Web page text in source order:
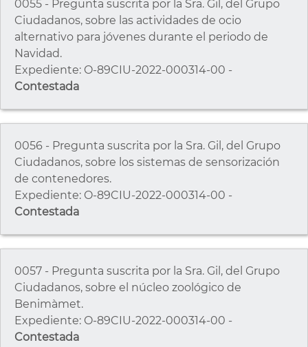
0055 - Pregunta suscrita por la Sra. Gil, del Grupo
Ciudadanos, sobre las actividades de ocio
alternativo para jóvenes durante el periodo de
Navidad.
Expediente: O-89CIU-2022-000314-00 -
Contestada
0056 - Pregunta suscrita por la Sra. Gil, del Grupo
Ciudadanos, sobre los sistemas de sensorización
de contenedores.
Expediente: O-89CIU-2022-000314-00 -
Contestada
0057 - Pregunta suscrita por la Sra. Gil, del Grupo
Ciudadanos, sobre el núcleo zoológico de
Benimàmet.
Expediente: O-89CIU-2022-000314-00 -
Contestada